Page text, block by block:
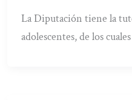
La Diputación tiene la
adolescentes, de los